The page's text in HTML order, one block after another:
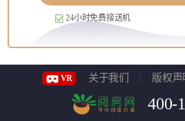
24小时免费接送机
VR 关于我们 版权声
400-